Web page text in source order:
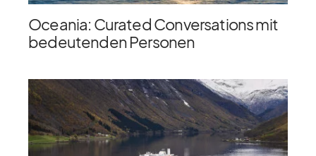
Oceania: Curated Conversations mit
bedeutenden Personen